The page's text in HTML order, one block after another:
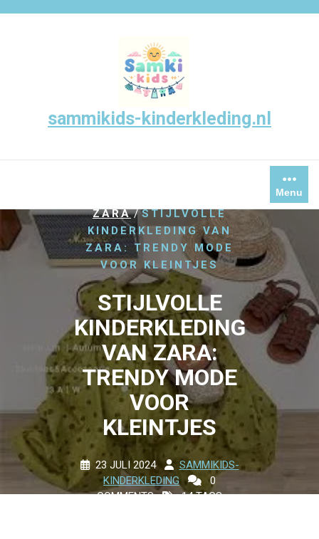
sammikids-kinderkleding.nl
Menu
ZARA/STIJLVOLLE
KINDERKLEDING VAN
ZARA: TRENDY MODE
VOOR KLEINTJES
STIJLVOLLE
KINDERKLEDING
VAN ZARA:
TRENDY MODE
VOOR
KLEINTJES
23 JULI 2024
SAMMIKIDS-
KINDERKLEDING
0
COMMENTS
14 TAGS